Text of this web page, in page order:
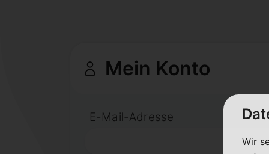
Mein Konto
E-Mail-Adresse
Wir